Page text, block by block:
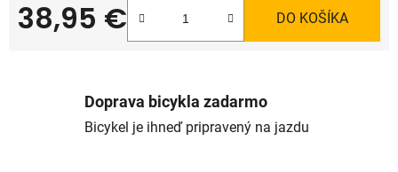
38,95 €
Jednotková cena:
DO KOŠÍKA
Doprava bicykla zadarmo
Bicykel je ihneď pripravený na jazdu